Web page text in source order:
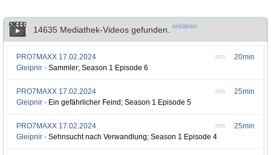
14635 Mediathek-Videos gefunden. erklären
20min
EPG
PRO7MAXX 17.02.2024
Gleipnir - Sammler; Season 1 Episode 6
25min
EPG
PRO7MAXX 17.02.2024
Gleipnir - Ein gefährlicher Feind; Season 1 Episode 5
25min
EPG
PRO7MAXX 17.02.2024
Gleipnir - Sehnsucht nach Verwandlung; Season 1 Episode 4